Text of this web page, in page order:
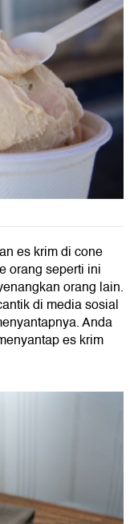
es krim di cone
orang seperti ini
orang lain.
di media sosial
Anda
es krim